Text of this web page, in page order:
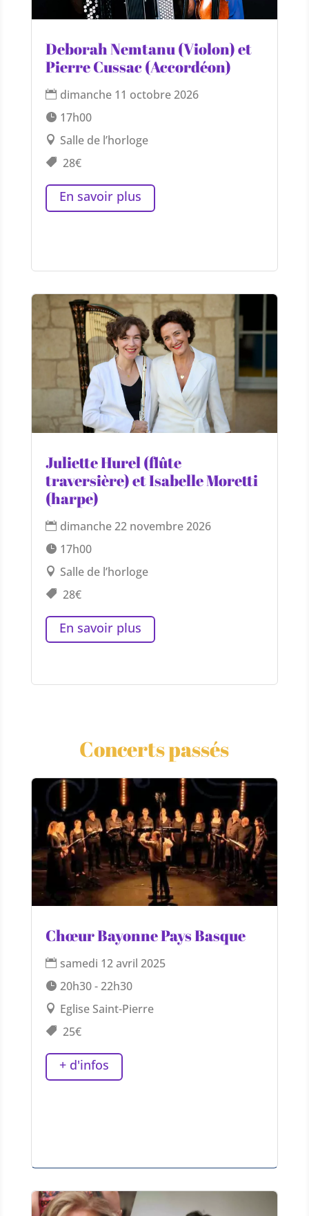
Deborah Nemtanu (Violon) et
Pierre Cussac (Accordéon)
dimanche 11 octobre 2026
17h00
Salle de l’horloge
28€
En savoir plus
Juliette Hurel (flûte
traversière) et Isabelle Moretti
(harpe)
dimanche 22 novembre 2026
17h00
Salle de l’horloge
28€
En savoir plus
Concerts passés
Chœur Bayonne Pays Basque
samedi 12 avril 2025
20h30 - 22h30
Eglise Saint-Pierre
25€
+ d'infos